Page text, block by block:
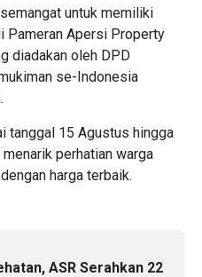
untuk memiliki
Pameran Apersi Property
diadakan oleh DPD
se-Indonesia
tanggal 15 Agustus hingga
perhatian warga
harga terbaik.
ASR Serahkan 22